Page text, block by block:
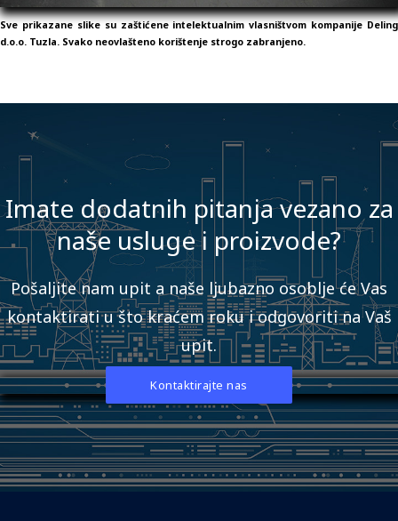
Sve prikazane slike su zaštićene intelektualnim vlasništvom kompanije Deling
d.o.o. Tuzla. Svako neovlašteno korištenje strogo zabranjeno.
Imate dodatnih pitanja vezano za
naše usluge i proizvode?
Pošaljite nam upit a naše ljubazno osoblje će Vas
kontaktirati u što kraćem roku i odgovoriti na Vaš
upit.
Kontaktirajte nas